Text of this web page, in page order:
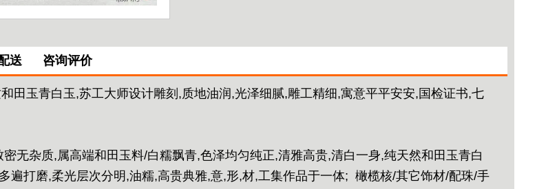
送 咨询评价
田玉青白玉,苏工大师设计雕刻,质地油润,光泽细腻,雕工精细,寓意平平安安,国检证书,七
无杂质,属高端和田玉料/白糯飘青,色泽均匀纯正,清雅高贵,清白一身,纯天然和田玉青白
遍打磨,柔光层次分明,油糯,高贵典雅,意,形,材,工集作品于一体; 橄榄核/其它饰材/配珠/手